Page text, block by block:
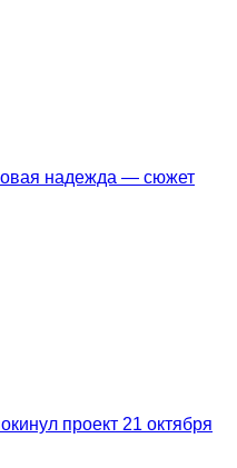
надежда — сюжет
проект 21 октября